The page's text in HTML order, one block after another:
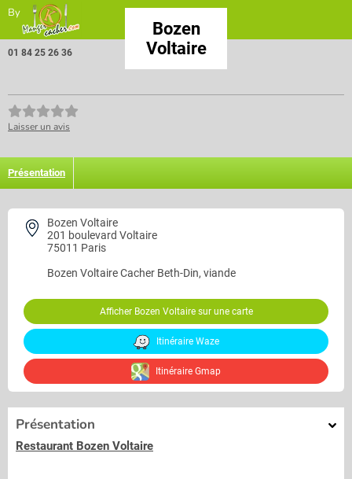
By
Bozen
Voltaire
01 84 25 26 36
Laisser un avis
Présentation
Bozen Voltaire
201 boulevard Voltaire
75011 Paris
Bozen VoltaireCacher Beth-Din, viande
Afficher Bozen Voltaire sur une carte
Itinéraire Waze
Itinéraire Gmap
Présentation
Restaurant Bozen Voltaire